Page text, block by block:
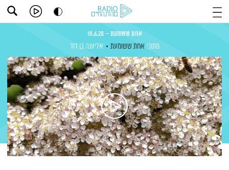
אחת ששומעת – 18.6.20
מתוך: אחת ששומעת אליענה בן דוד